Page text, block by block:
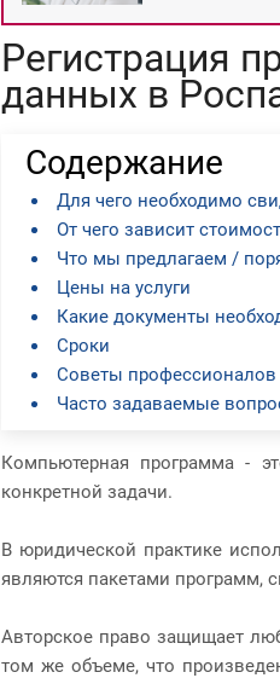
Регистрация
данных в
Содержание
Для чего необходимо
От чего зависит
Что мы предлагаем /
Цены на услуги
Какие документы
Сроки
Советы профессионалов
Часто задаваемые
Компьютерная программа -
конкретной задачи.
В юридической практике
являются пакетами программ,
Авторское право защищает
том же объеме, что